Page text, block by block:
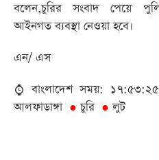
বলেন,চুরির সংবাদ পেয়ে
আইনগত ব্যবস্থা নেওয়া হবে।
এন/ এস
বাংলাদেশ সময়:
আলফাডাঙ্গা ● চুরি ● লুট